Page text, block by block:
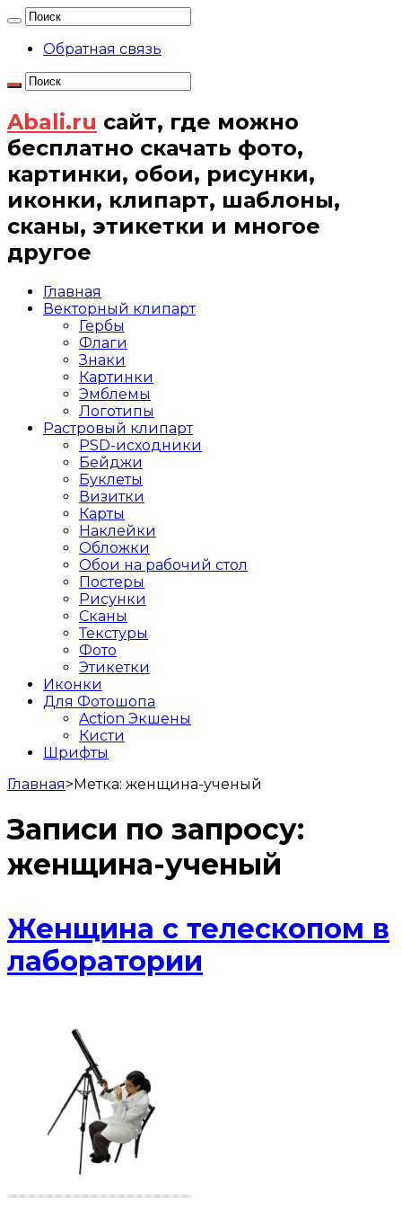
Обратная связь
Abali.ru сайт, где можно
бесплатно скачать фото,
картинки, обои, рисунки,
иконки, клипарт, шаблоны,
сканы, этикетки и многое
другое
Главная
Векторный клипарт
Гербы
Флаги
Знаки
Картинки
Эмблемы
Логотипы
Растровый клипарт
PSD-исходники
Бейджи
Буклеты
Визитки
Карты
Наклейки
Обложки
Обои на рабочий стол
Постеры
Рисунки
Сканы
Текстуры
Фото
Этикетки
Иконки
Для Фотошопа
Action Экшены
Кисти
Шрифты
Главная>Метка: женщина-ученый
Записи по запросу:
женщина-ученый
Женщина с телескопом в
лаборатории